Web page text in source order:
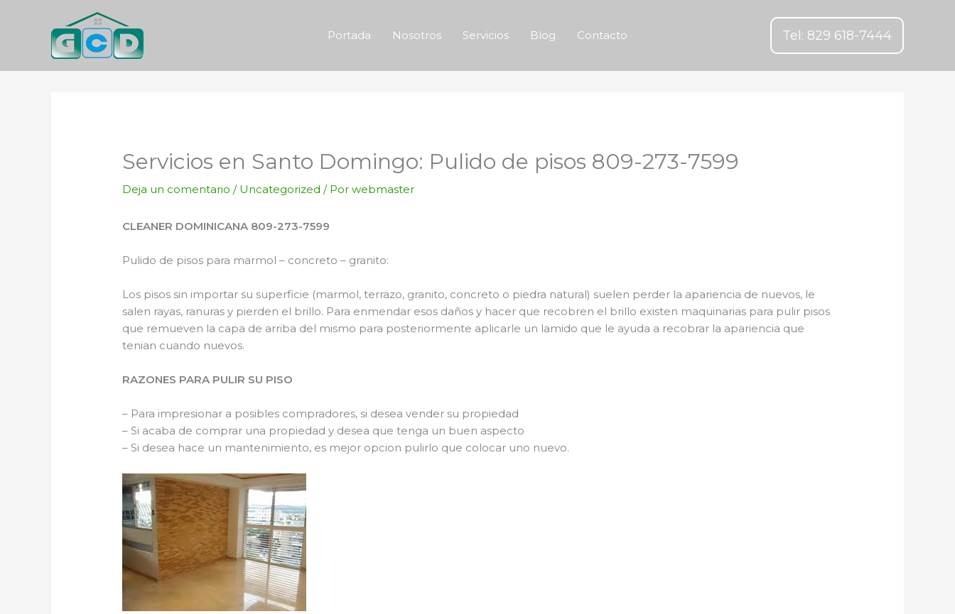
contenido
Portada Nosotros Servicios Blog Contacto Tel: 829 618-7444
Servicios en Santo Domingo: Pulido de pisos 809-273-7599
Deja un comentario / Uncategorized / Porwebmaster
CLEANER DOMINICANA 809-273-7599
Pulido de pisos para marmol – concreto – granito:
Los pisos sin importar su superficie (marmol, terrazo, granito, concreto o piedra natural) suelen perder la apariencia de nuevos, le
salen rayas, ranuras y pierden el brillo. Para enmendar esos daños y hacer que recobren el brillo existen maquinarias para pulir pisos
que remueven la capa de arriba del mismo para posteriormente aplicarle un lamido que le ayuda a recobrar la apariencia que
tenian cuando nuevos.
RAZONES PARA PULIR SU PISO
– Para impresionar a posibles compradores, si desea vender su propiedad
– Si acaba de comprar una propiedad y desea que tenga un buen aspecto
– Si desea hace un mantenimiento, es mejor opcion pulirlo que colocar uno nuevo.